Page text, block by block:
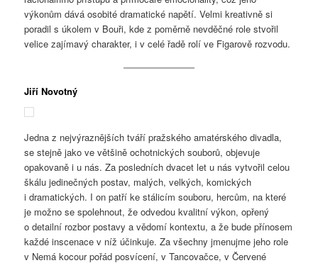
výkonům dává osobité dramatické napětí. Velmi kreativně si
poradil s úkolem v Bouři, kde z poměrně nevděčné role stvořil
velice zajímavý charakter, i v celé řadě rolí ve Figarově rozvodu.
Jiří Novotný
Jedna z nejvýraznějších tváří pražského amatérského divadla,
se stejně jako ve většině ochotnických souborů, objevuje
opakovaně i u nás. Za posledních dvacet let u nás vytvořil celou
škálu jedinečných postav, malých, velkých, komických
i dramatických. I on patří ke stálicím souboru, hercům, na které
je možno se spolehnout, že odvedou kvalitní výkon, opřený
o detailní rozbor postavy a vědomí kontextu, a že bude přínosem
každé inscenace v níž účinkuje. Za všechny jmenujme jeho role
v Nemá kocour pořád posvícení, v Tancovačce, v Červené